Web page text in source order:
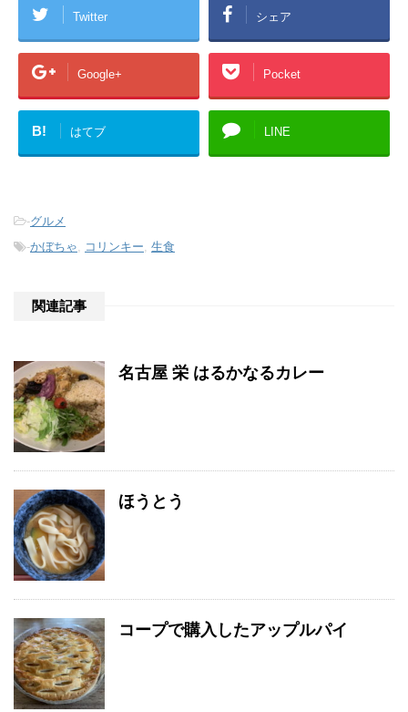
Twitter シェア
Google+ Pocket
B! はてブ LINE
-グルメ
-かぼちゃ コリンキー 生食
関連記事
名古屋 栄 はるかなるカレー
ほうとう
コープで購入したアップルパイ